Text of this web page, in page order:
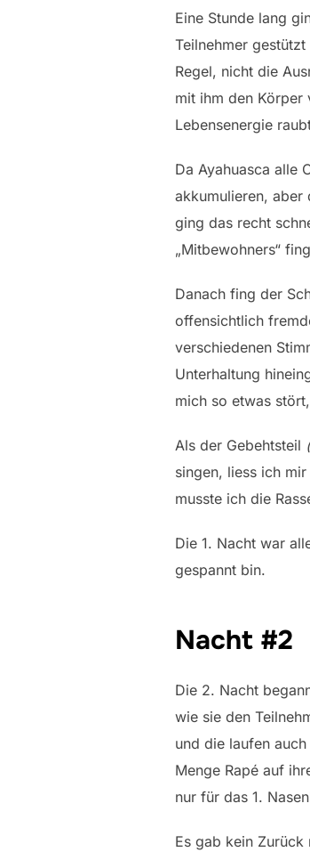
Eine Stunde lang
Teilnehmer
Regel, nicht die
mit ihm den Körper
Lebensenergie
Da Ayahuasca alle
akkumulieren, aber
ging das recht
„Mitbewohners“
Danach fing der
offensichtlich
verschiedenen
Unterhaltung
mich so etwas
Als der Gebehtsteil
singen, liess ich
musste ich die
Die 1. Nacht war
gespannt bin.
Nacht #2
Die 2. Nacht
wie sie den
und die laufen
Menge Rapé auf
nur für das 1.
Es gab kein